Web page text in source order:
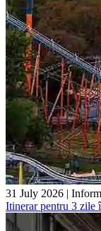
31 July 2026 |
Itinerar pentru 3 zile